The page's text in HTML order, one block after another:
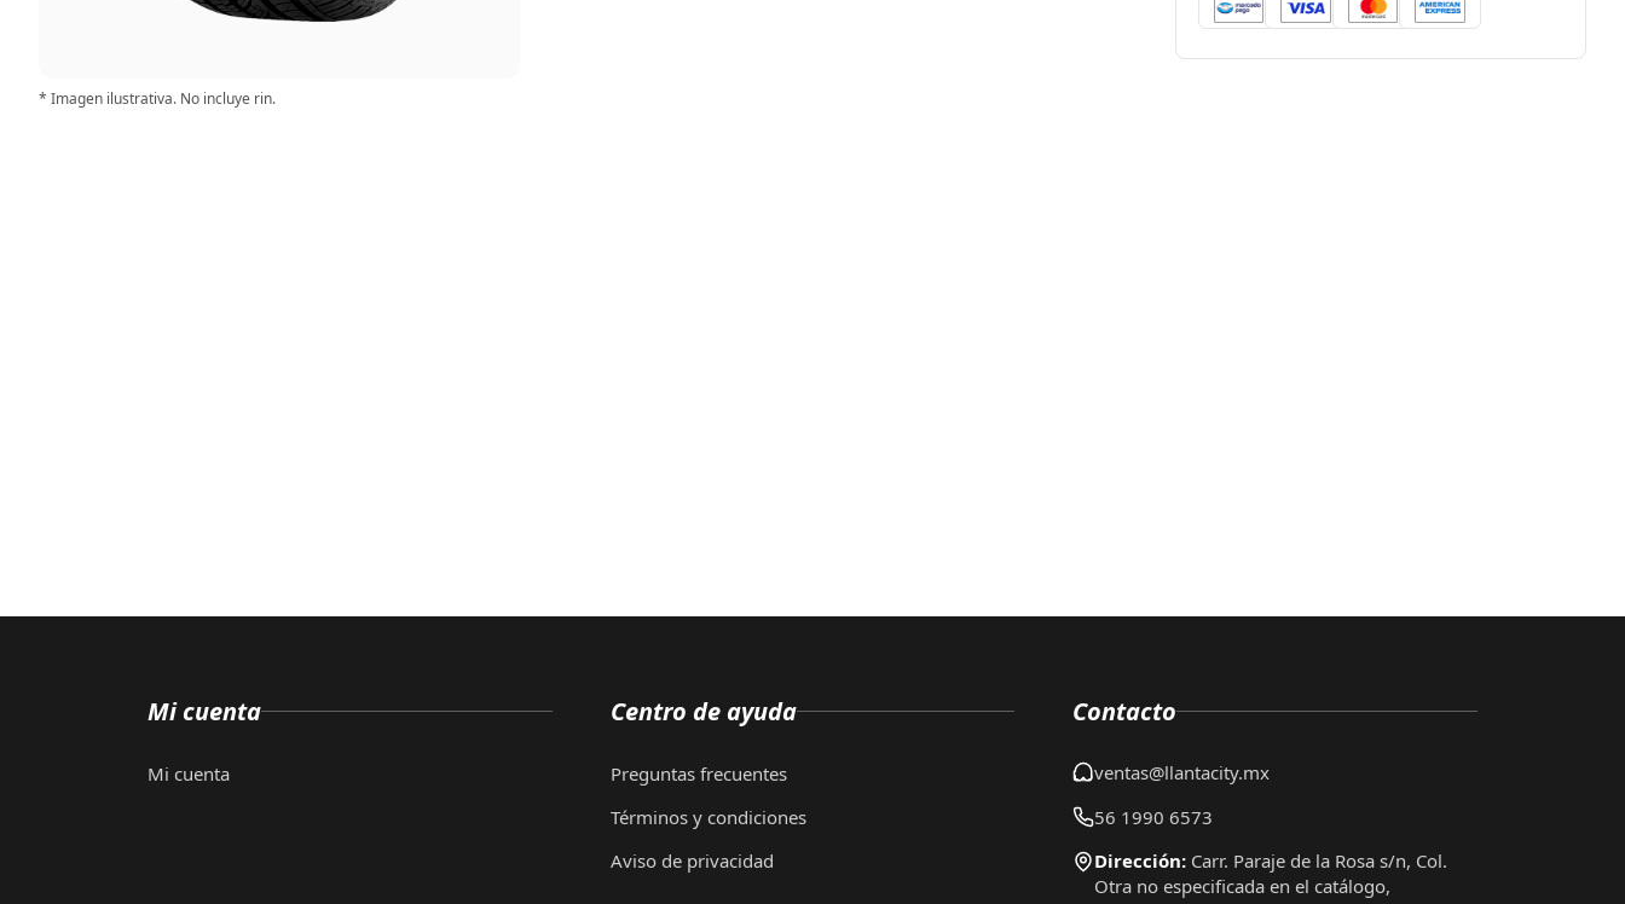
* Imagen ilustrativa. No incluye rin.
Mi cuenta
Mi cuenta
Centro de ayuda
Preguntas frecuentes
Términos y condiciones
Aviso de privacidad
Contacto
ventas@llantacity.mx
56 1990 6573
Dirección: Carr. Paraje de la Rosa s/n, Col.
Otra no especificada en el catálogo,